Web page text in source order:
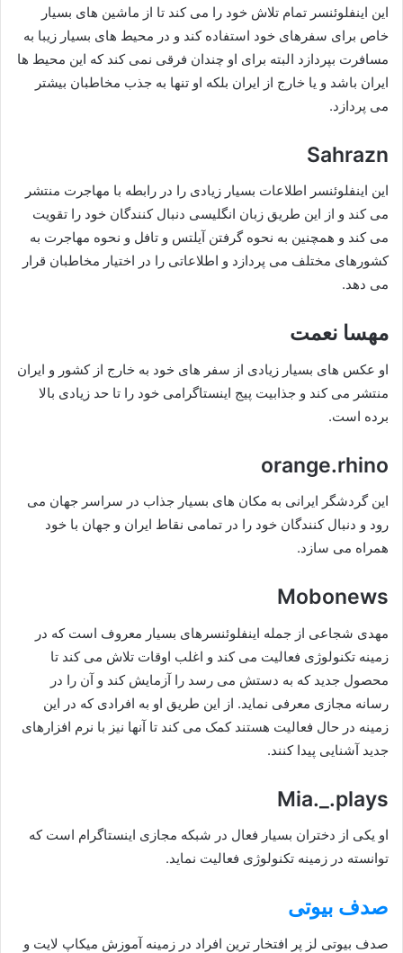
این اینفلوئنسر تمام تلاش خود را می‌ کند تا از ماشین های بسیار
خاص برای سفرهای خود استفاده کند و در محیط های بسیار زیبا به
مسافرت بپردازد البته برای او چندان فرقی نمی‌ کند که این محیط ها
ایران باشد و یا خارج از ایران بلکه او تنها به جذب مخاطبان بیشتر
می پردازد.
Sahrazn
این اینفلوئنسر اطلاعات بسیار زیادی را در رابطه با مهاجرت منتشر
می‌ کند و از این طریق زبان انگلیسی دنبال کنندگان خود را تقویت
می کند و همچنین به نحوه گرفتن آیلتس و تافل و نحوه مهاجرت به
کشورهای مختلف می پردازد و اطلاعاتی را در اختیار مخاطبان قرار
می‌ دهد.
مهسا نعمت
او عکس های بسیار زیادی از سفر های خود به خارج از کشور و ایران
منتشر می کند و جذابیت پیج اینستاگرامی خود را تا حد زیادی بالا
برده است.
orange.rhino
این گردشگر ایرانی به مکان های بسیار جذاب در سراسر جهان می
رود و دنبال کنندگان خود را در تمامی نقاط ایران و جهان با خود
همراه می سازد.
Mobonews
مهدی شجاعی از جمله اینفلوئنسرهای بسیار معروف است که در
زمینه تکنولوژی فعالیت می‌ کند و اغلب اوقات تلاش می کند تا
محصول جدید که به دستش می‌ رسد را آزمایش کند و آن را در
رسانه مجازی معرفی نماید. از این طریق او به افرادی که در این
زمینه در حال فعالیت هستند کمک می‌ کند تا آنها نیز با نرم افزارهای
جدید آشنایی پیدا کنند.
Mia._.plays
او یکی از دختران بسیار فعال در شبکه مجازی اینستاگرام است که
توانسته در زمینه تکنولوژی فعالیت نماید.
صدف بیوتی
صدف بیوتی لز پر افتخار ترین افراد در زمینه آموزش میکاپ لایت و